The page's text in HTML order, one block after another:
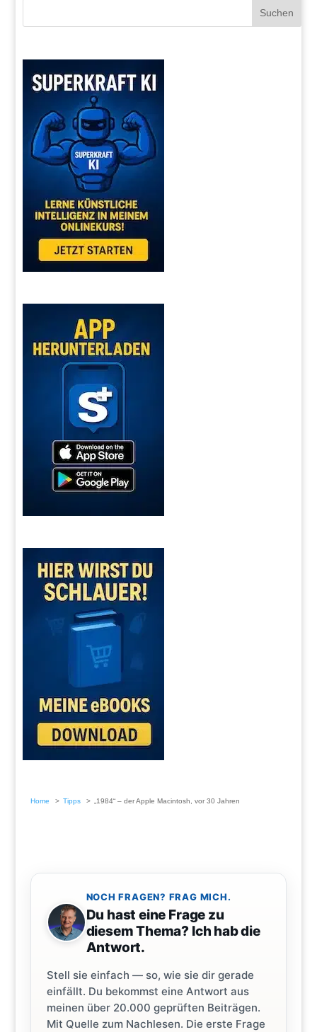
Home Tipps „1984“ – der Apple Macintosh, vor 30 Jahren
NOCH FRAGEN? FRAG MICH.
Du hast eine Frage zu
diesem Thema? Ich hab die
Antwort.
Stell sie einfach — so, wie sie dir gerade
einfällt. Du bekommst eine Antwort aus
meinen über 20.000 geprüften Beiträgen.
Mit Quelle zum Nachlesen. Die erste Frage